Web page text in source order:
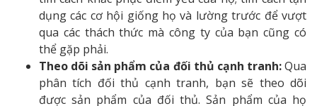
dụng các cơ hội giống họ và lường trước để vượt
qua các thách thức mà công ty của bạn cũng có
thể gặp phải.
Theo dõi sản phẩm của đối thủ cạnh tranh:Qua
phân tích đối thủ cạnh tranh, bạn sẽ theo dõi
được sản phẩm của đối thủ. Sản phẩm của họ